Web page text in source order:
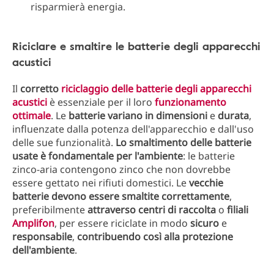
risparmierà energia.
Riciclare e smaltire le batterie degli apparecchi
acustici
Il corretto riciclaggio delle batterie degli apparecchi
acustici è essenziale per il loro funzionamento
ottimale. Le batterie variano in dimensioni e durata,
influenzate dalla potenza dell'apparecchio e dall'uso
delle sue funzionalità. Lo smaltimento delle batterie
usate è fondamentale per l'ambiente: le batterie
zinco-aria contengono zinco che non dovrebbe
essere gettato nei rifiuti domestici. Levecchie
batterie devono essere smaltite correttamente,
preferibilmenteattraverso centri di raccolta o filiali
Amplifon, per essere riciclate in modo sicuro e
responsabile, contribuendo così alla protezione
dell'ambiente.